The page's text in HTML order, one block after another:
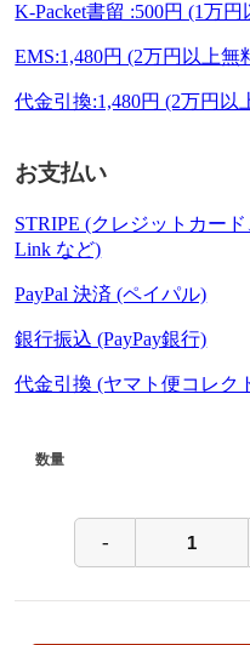
K-Packet書留 :500円 (1万
EMS:1,480円 (2万円以上無
代金引換:1,480円 (2万円以
お支払い
STRIPE (クレジットカード
Link など)
PayPal 決済 (ペイパル)
銀行振込 (PayPay銀行)
代金引換 (ヤマト便コレク
数量
-